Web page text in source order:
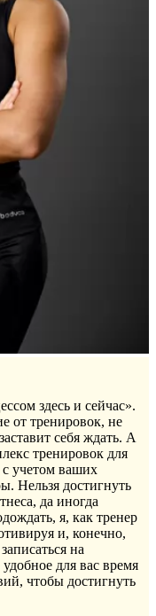
здесь и сейчас».
от тренировок, не
себя ждать. А
тренировок для
учетом ваших
Нельзя достигнуть
да иногда
я, как тренер
и, конечно,
на
для вас время
чтобы достигнуть